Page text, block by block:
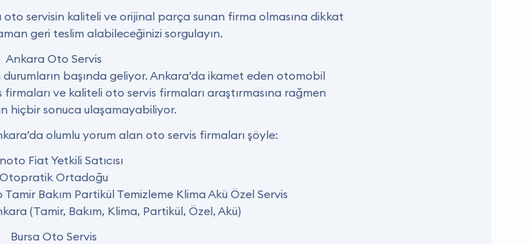
servisin kaliteli ve orijinal parça sunan firma olmasına dikkat
geri teslim alabileceğinizi sorgulayın.
Ankara Oto Servis
durumların başında geliyor. Ankara’da ikamet eden otomobil
ve kaliteli oto servis firmaları araştırmasına rağmen
hiçbir sonuca ulaşamayabiliyor.
olumlu yorum alan oto servis firmaları şöyle:
Fiat Yetkili Satıcısı
Otopratik Ortadoğu
Bakım Partikül Temizleme Klima Akü Özel Servis
(Tamir, Bakım, Klima, Partikül, Özel, Akü)
Bursa Oto Servis